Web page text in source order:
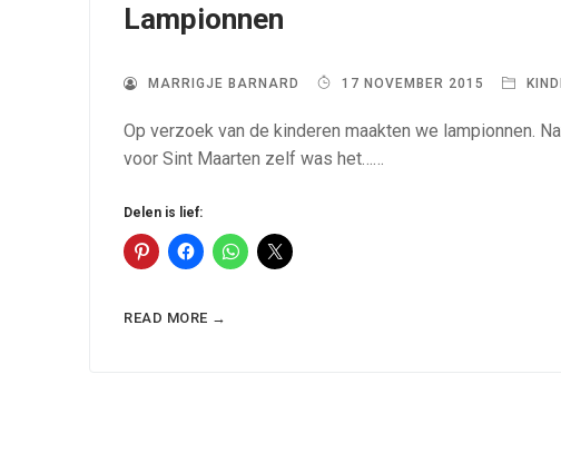
Lampionnen
MARRIGJE BARNARD 17 NOVEMBER 2015
Op verzoek van de kinderen maakten we lampionnen.
voor Sint Maarten zelf was het……
Delen is lief:
READ MORE →